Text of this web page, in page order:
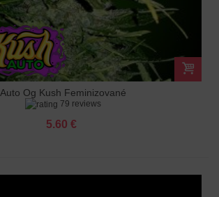
Auto Og Kush Feminizované
79 reviews
5.60 €